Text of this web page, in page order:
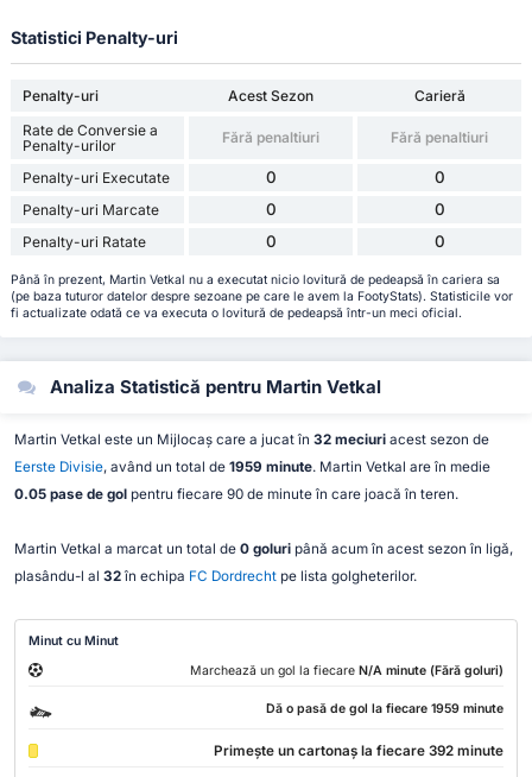
Statistici Penalty-uri
Penalty-uri Acest Sezon
Carieră
Rate de Conversie a
Penalty-urilor
Fără penaltiuri Fără penaltiuri
Penalty-uri Executate 0 0
Penalty-uri Marcate 0 0
Penalty-uri Ratate 0 0
Până în prezent, Martin Vetkal nu a executat nicio lovitură de pedeapsă în cariera sa
(pe baza tuturor datelor despre sezoane pe care le avem la FootyStats). Statisticile vor
fi actualizate odată ce va executa o lovitură de pedeapsă într-un meci oficial.
Analiza Statistică pentru Martin Vetkal
Martin Vetkal este un Mijlocaș care a jucat în 32 meciuriacest sezon de
Eerste Divisie, având un total de 1959 minute. Martin Vetkal are în medie
0.05 pase de golpentru fiecare 90 de minute în care joacă în teren.
Martin Vetkal a marcat un total de 0 goluripână acum în acest sezon în ligă,
plasându-l al 32în echipa FC Dordrechtpe lista golgheterilor.
Minut cu Minut
Marchează un gol la fiecare N/A minute (Fără goluri)
Dă o pasă de gol la fiecare 1959 minute
Primește un cartonaș la fiecare 392 minute